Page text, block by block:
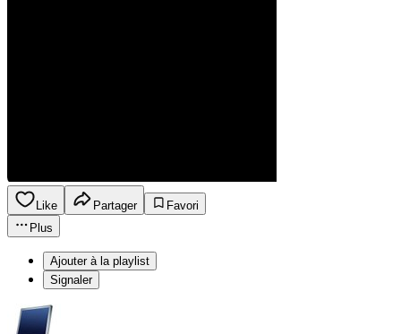
Like Partager
Favori
Plus
Ajouter à la playlist
Signaler